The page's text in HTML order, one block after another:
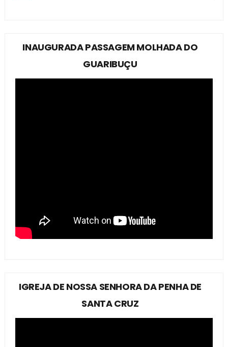
INAUGURADA PASSAGEM MOLHADA DO
GUARIBUÇU
IGREJA DE NOSSA SENHORA DA PENHA DE
SANTA CRUZ